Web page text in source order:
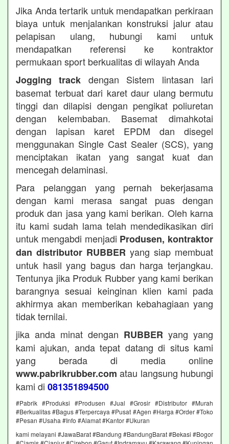
Jika Anda tertarik untuk mendapatkan perkiraan
biaya untuk menjalankan konstruksi jalur atau
pelapisan ulang, hubungi kami untuk
mendapatkan referensi ke kontraktor
permukaan sport berkualitas di wilayah Anda
Jogging track dengan Sistem lintasan lari
basemat terbuat dari karet daur ulang bermutu
tinggi dan dilapisi dengan pengikat poliuretan
dengan kelembaban. Basemat dimahkotai
dengan lapisan karet EPDM dan disegel
menggunakan Single Cast Sealer (SCS), yang
menciptakan ikatan yang sangat kuat dan
mencegah delaminasi.
Para pelanggan yang pernah bekerjasama
dengan kami merasa sangat puas dengan
produk dan jasa yang kami berikan. Oleh karna
itu kami sudah lama telah mendedikasikan diri
untuk mengabdi menjadi Produsen, kontraktor
dan distributor RUBBER yang siap membuat
untuk hasil yang bagus dan harga terjangkau.
Tentunya jika Produk Rubber yang kami berikan
barangnya sesuai keinginan klien kami pada
akhirmya akan memberikan kebahagiaan yang
tidak ternilai.
jika anda minat dengan RUBBER yang yang
kami ajukan, anda tepat datang di situs kami
yang berada di media online
www.pabrikrubber.com atau langsung hubungi
kami di 081351894500
#Pabrik #Produksi #Produsen #Jual #Grosir #Distributor #Murah
#Berkualitas #Bagus #Terpercaya #Pusat #Agen #Harga #Order #Toko
#Pesan #Usaha #Info #Alamat #Kantor #Ukuran
kami melayani #JawaBarat #Bandung #BandungBarat #Bekasi #Bogor